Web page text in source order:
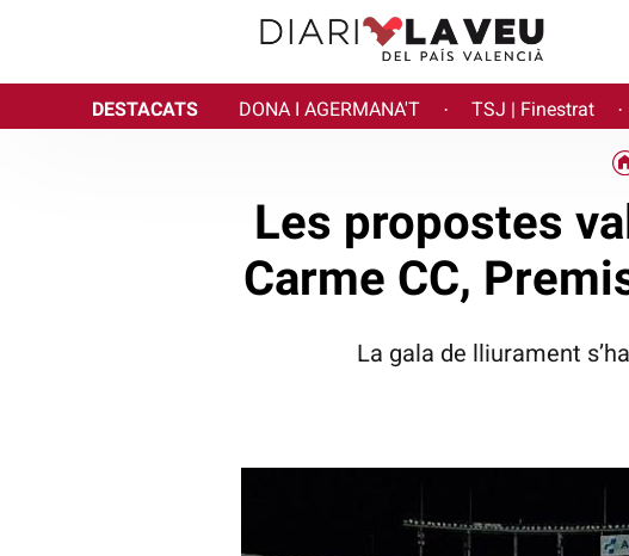
DESTACATS DONA I AGERMANA'T · TSJ | Finestrat ·
Les propostes
Carme CC,
La gala de lliurament